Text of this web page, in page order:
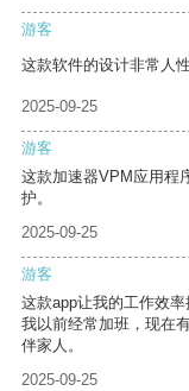
游客
这款软件的设计非常人
2025-09-25
游客
这款加速器VPM应用程
护。
2025-09-25
游客
这款app让我的工作效
我以前经常加班，现在
伴家人。
2025-09-25